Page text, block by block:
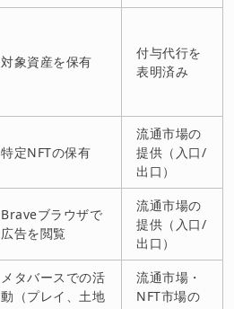
対象資産を保有
付与代行を
表明済み
特定NFTの保有
流通市場の
提供（入口/
出口）
Braveブラウザで
広告を閲覧
流通市場の
提供（入口/
出口）
メタバースでの活
動（プレイ、土地
流通市場・
NFT市場の